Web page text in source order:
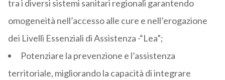
tra i diversi sistemi sanitari regionali garantendo
omogeneità nell’accesso alle cure e nell’erogazione
dei Livelli Essenziali di Assistenza -“Lea”;
Potenziare la prevenzione e l’assistenza
territoriale, migliorando la capacità di integrare